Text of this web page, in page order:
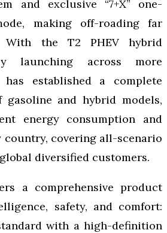
and exclusive “7+X” one-
making off-roading far
With the T2 PHEV hybrid
launching across more
has established a complete
and hybrid models,
energy consumption and
country, covering all-scenario
diversified customers.
a comprehensive product
safety, and comfort:
with a high-definition